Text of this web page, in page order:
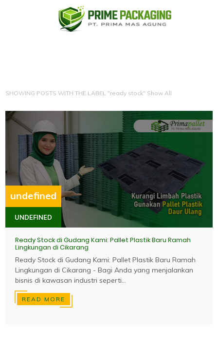
SHOWING POSTS WITH THE LABEL "ready stock" Show All
undefined
UNDEFINED
Ready Stock di Gudang Kami: Pallet Plastik Baru Ramah
Lingkungan di Cikarang
Ready Stock di Gudang Kami: Pallet Plastik Baru Ramah
Lingkungan di Cikarang - Bagi Anda yang menjalankan
bisnis di kawasan industri seperti...
READ MORE